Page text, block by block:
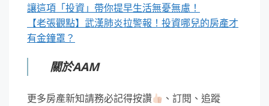
讓這項「投資」帶你提早生活無憂無慮！
【老張觀點】武漢肺炎拉警報！投資哪兒的房產才
有金鐘罩？
關於AAM
更多房產新知請務必記得按讚
、訂閱、追蹤